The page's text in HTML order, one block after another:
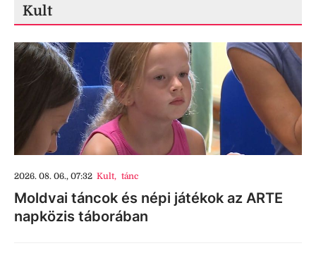
Kult
2026. 08. 06., 07:32 Kult, tánc
Moldvai táncok és népi játékok az ARTE
napközis táborában